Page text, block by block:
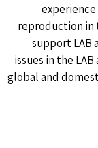
reproduction in
support LAB
issues in the
global and